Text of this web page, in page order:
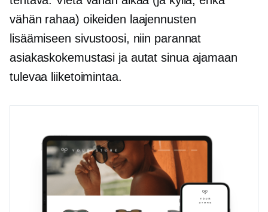
vähän rahaa) oikeiden laajennusten
lisäämiseen sivustoosi, niin parannat
asiakaskokemustasi ja autat sinua ajamaan
tulevaa liiketoimintaa.